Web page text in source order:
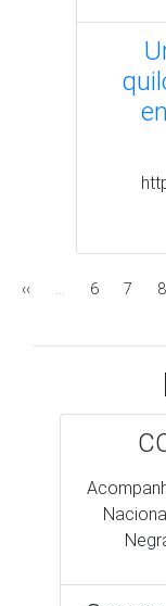
Paginação
Page8
Com
que
para